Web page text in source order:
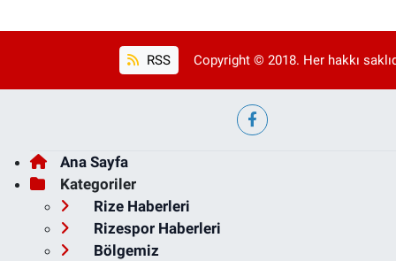
RSS Copyright © 2018. Her hakkı
Ana Sayfa
Kategoriler
Rize Haberleri
Rizespor Haberleri
Bölgemiz